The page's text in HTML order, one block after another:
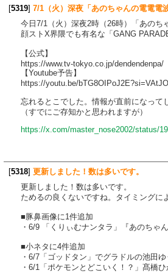
[5319] 7/1（火）深夜「あのちゃんの電電電
今日7/1（火）深夜2時（26時）「あのち
顔ストX界隈でも有名な「GANG
【公式】
https://www.tv-tokyo.co.jp/dendendenpa/
【Youtube予告】
https://youtu.be/
忘れるとこでした。情報が直前になって
（すでにご存知かと思われますが）
https://x.com/master_nose2002/status/
[5318] 更新しました！数は多いです。
更新しました！数は多いです。
ためるの良くないですね。タイミングに
■豚鼻画像に1件追加
・6/9 「くりぃむナンタラ」『あのちゃ
■小ネタに4件追加
・6/7「ゴッドタン」でグラドルの池田
・6/1「ポケモンとどこいく！？」髙橋